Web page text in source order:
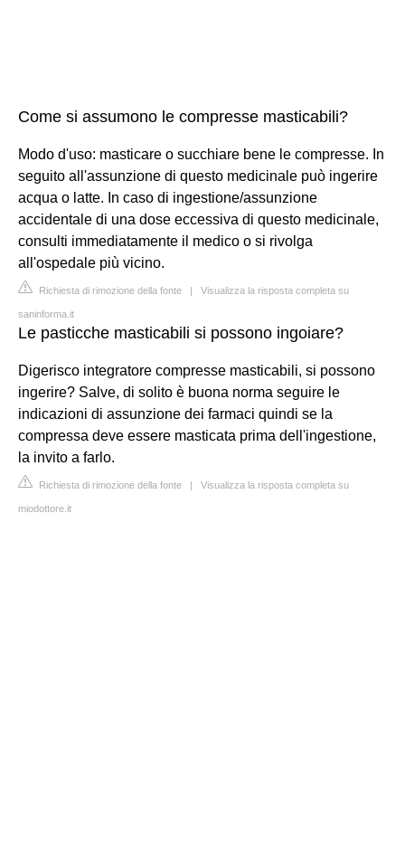
Come si assumono le compresse masticabili?
Modo d'uso: masticare o succhiare bene le compresse. In
seguito all'assunzione di questo medicinale può ingerire
acqua o latte. In caso di ingestione/assunzione
accidentale di una dose eccessiva di questo medicinale,
consulti immediatamente il medico o si rivolga
all'ospedale più vicino.
Richiesta di rimozione della fonte | Visualizza la risposta completa su
saninforma.it
Le pasticche masticabili si possono ingoiare?
Digerisco integratore compresse masticabili, si possono
ingerire? Salve, di solito è buona norma seguire le
indicazioni di assunzione dei farmaci quindi se la
compressa deve essere masticata prima dell'ingestione,
la invito a farlo.
Richiesta di rimozione della fonte | Visualizza la risposta completa su
miodottore.it